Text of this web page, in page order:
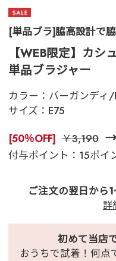
[単品ブラ]脇高設計で
【WEB限定】カシ
単品ブラジャー
カラー： バーガンディ
サイズ： E75
[50％OFF] ￥3,190
付与ポイント：15ポイ
ご注文の翌日から
詳
初めて当店
おうちで試着！何点